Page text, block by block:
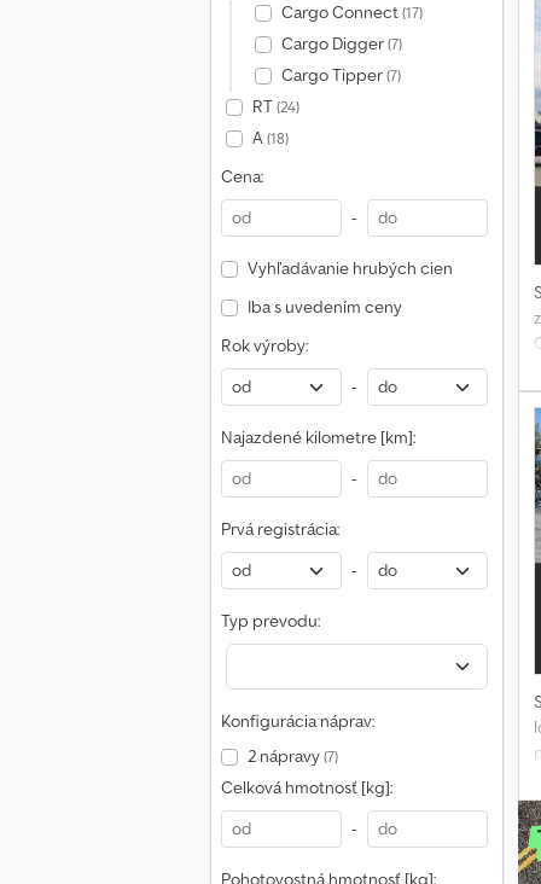
Cargo Connect(17)
Cargo Digger(7)
Cargo Tipper(7)
RT(24)
A(18)
Cena:
-
Vyhľadávanie hrubých cien
Iba s uvedením ceny
Rok výroby:
-
Najazdené kilometre [km]:
-
Prvá registrácia:
-
Typ prevodu:
Konfigurácia náprav:
2 nápravy(7)
Celková hmotnosť [kg]:
-
Pohotovostná hmotnosť [kg]: